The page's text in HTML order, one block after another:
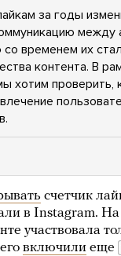
за годы
между
со временем их
контента. В
хотим проверить,
счетчик
в Instagram. На
участвовала
включили еще